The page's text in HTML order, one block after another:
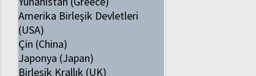
Amerika Birleşik Devletleri
(USA)
Çin (China)
Japonya (Japan)
Birleşik Krallık (UK)